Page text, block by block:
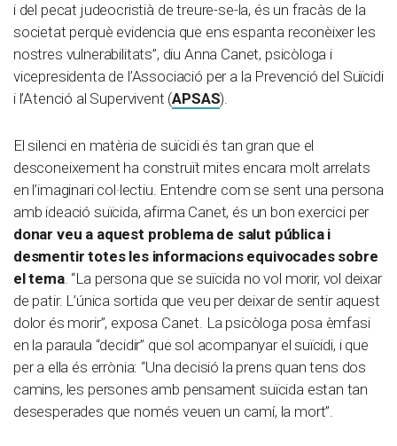
i del pecat judeocristià de treure-se-la, és un fracàs de la
societat perquè evidencia que ens espanta reconèixer les
nostres vulnerabilitats”, diu Anna Canet, psicòloga i
vicepresidenta de l’Associació per a la Prevenció del Suïcidi
i l’Atenció al Supervivent (APSAS).
El silenci en matèria de suïcidi és tan gran que el
desconeixement ha construït mites encara molt arrelats
en l’imaginari col·lectiu. Entendre com se sent una persona
amb ideació suïcida, afirma Canet, és un bon exercici per
donar veu a aquest problema de salut pública i
desmentir totes les informacions equivocades sobre
el tema. “La persona que se suïcida no vol morir, vol deixar
de patir. L’única sortida que veu per deixar de sentir aquest
dolor és morir”, exposa Canet. La psicòloga posa èmfasi
en la paraula “decidir” que sol acompanyar el suïcidi, i que
per a ella és errònia: “Una decisió la prens quan tens dos
camins, les persones amb pensament suïcida estan tan
desesperades que només veuen un camí, la mort”.